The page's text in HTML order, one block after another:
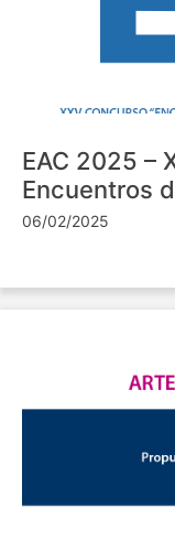
EAC 2025 –
Encuentros
06/02/2025